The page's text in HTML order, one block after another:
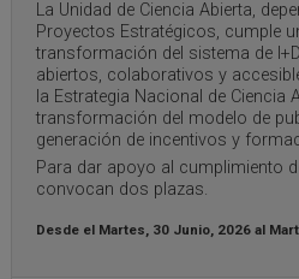
La Unidad de Ciencia Abierta,
Proyectos Estratégicos, cumple
transformación del sistema de
abiertos, colaborativos y
la Estrategia Nacional de Ciencia
transformación del modelo de
generación de incentivos y
Para dar apoyo al cumplimiento
convocan dos plazas.
Desde el Martes, 30 Junio, 2026al